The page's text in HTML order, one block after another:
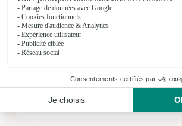
Aux Genets D’or
60, rue Pierre Brossolette
Voir la boutique